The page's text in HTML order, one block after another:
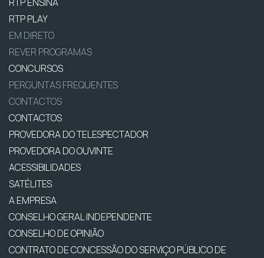
RTP PLAY
EM DIRETO
REVER PROGRAMAS
CONCURSOS
PERGUNTAS FREQUENTES
CONTACTOS
CONTACTOS
PROVEDORA DO TELESPECTADOR
PROVEDORA DO OUVINTE
ACESSIBILIDADES
SATÉLITES
A EMPRESA
CONSELHO GERAL INDEPENDENTE
CONSELHO DE OPINIÃO
CONTRATO DE CONCESSÃO DO SERVIÇO PÚBLICO DE